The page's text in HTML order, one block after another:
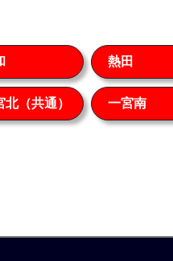
熱田
北（共通） 一宮南